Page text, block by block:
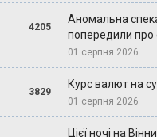
4205
Аномальна
попередили про
01 серпня 2026
3829
Курс валют на
01 серпня 2026
Цієї ночі на